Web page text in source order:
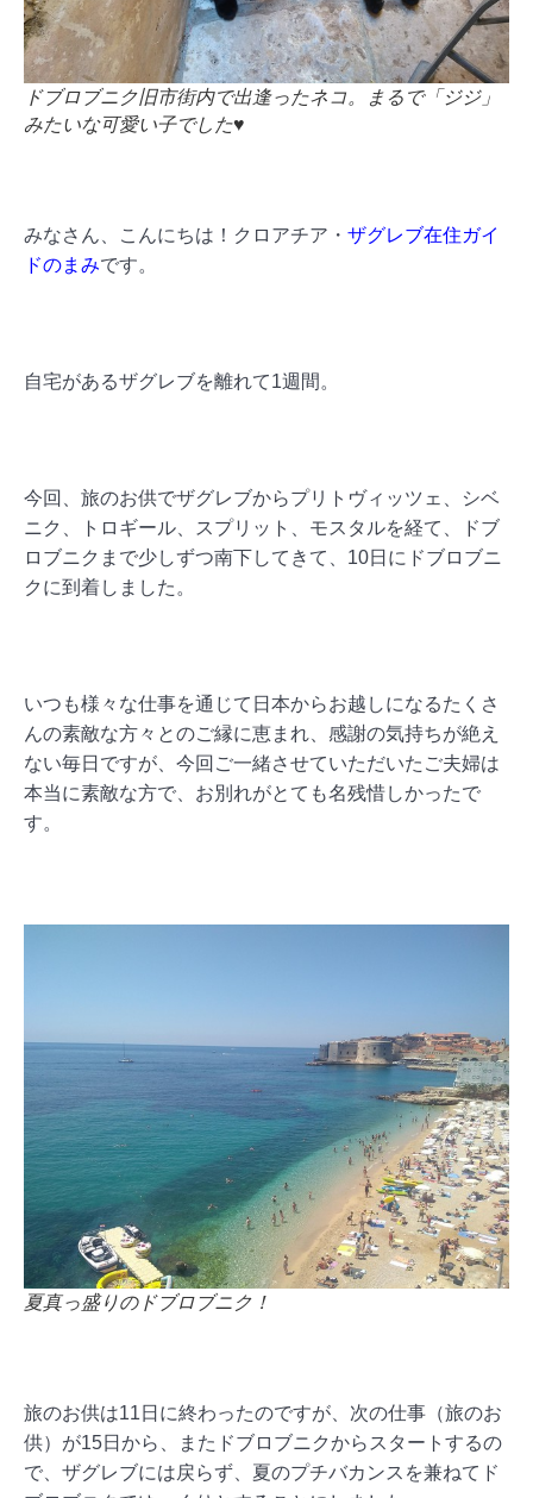
ドブロブニク旧市街内で出逢ったネコ。まるで「ジジ」
みたいな可愛い子でした♥
みなさん、こんにちは！クロアチア・ ザグレブ在住ガイ
ドのまみです。
自宅があるザグレブを離れて1週間。
今回、旅のお供でザグレブからプリトヴィッツェ、シベ
ニク、トロギール、スプリット、モスタルを経て、ドブ
ロブニクまで少しずつ南下してきて、10日にドブロブニ
クに到着しました。
いつも様々な仕事を通じて日本からお越しになるたくさ
んの素敵な方々とのご縁に恵まれ、感謝の気持ちが絶え
ない毎日ですが、今回ご一緒させていただいたご夫婦は
本当に素敵な方で、お別れがとても名残惜しかったで
す。
夏真っ盛りのドブロブニク！
旅のお供は11日に終わったのですが、次の仕事（旅のお
供）が15日から、またドブロブニクからスタートするの
で、ザグレブには戻らず、夏のプチバカンスを兼ねてド